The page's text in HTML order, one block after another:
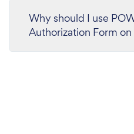
Why should I use
Authorization Form